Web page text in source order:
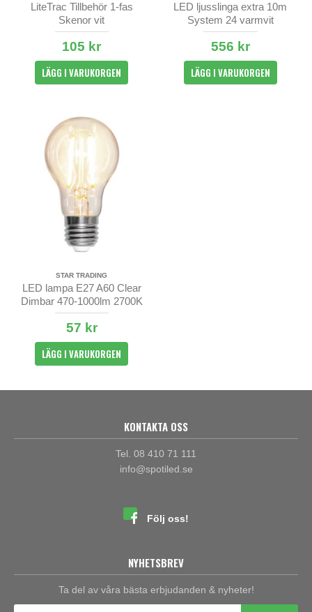
LiteTrac Tillbehör 1-fas
Skenor vit
105 kr
LÄGG I VARUKORGEN
LED ljusslinga extra 10m
System 24 varmvit
556 kr
LÄGG I VARUKORGEN
STAR TRADING
LED lampa E27 A60 Clear
Dimbar 470-1000lm 2700K
57 kr
LÄGG I VARUKORGEN
KONTAKTA OSS
Tel. 08 410 71 111
info@spotiled.se
Följ oss!
NYHETSBREV
Ta del av våra bästa erbjudanden & nyheter!